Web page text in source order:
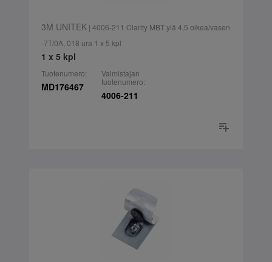
3M UNITEK| 4006-211 Clarity MBT ylä 4,5 oikea/vasen
-7T/0A, 018 ura 1 x 5 kpl
1 x 5 kpl
Tuotenumero:
MD176467
Valmistajan
tuotenumero:
4006-211